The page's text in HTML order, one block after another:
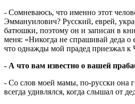
- Сомневаюсь, что именно этот
Эммануилович? Русский, еврей,
батюшки, поэтому он и записан в
меня: «Никогда не спрашивай деда
что однажды мой прадед приезжал к
- А что вам известно о вашей
- Со слов моей мамы, по-русски она
всегда удивлялся, когда слышал от